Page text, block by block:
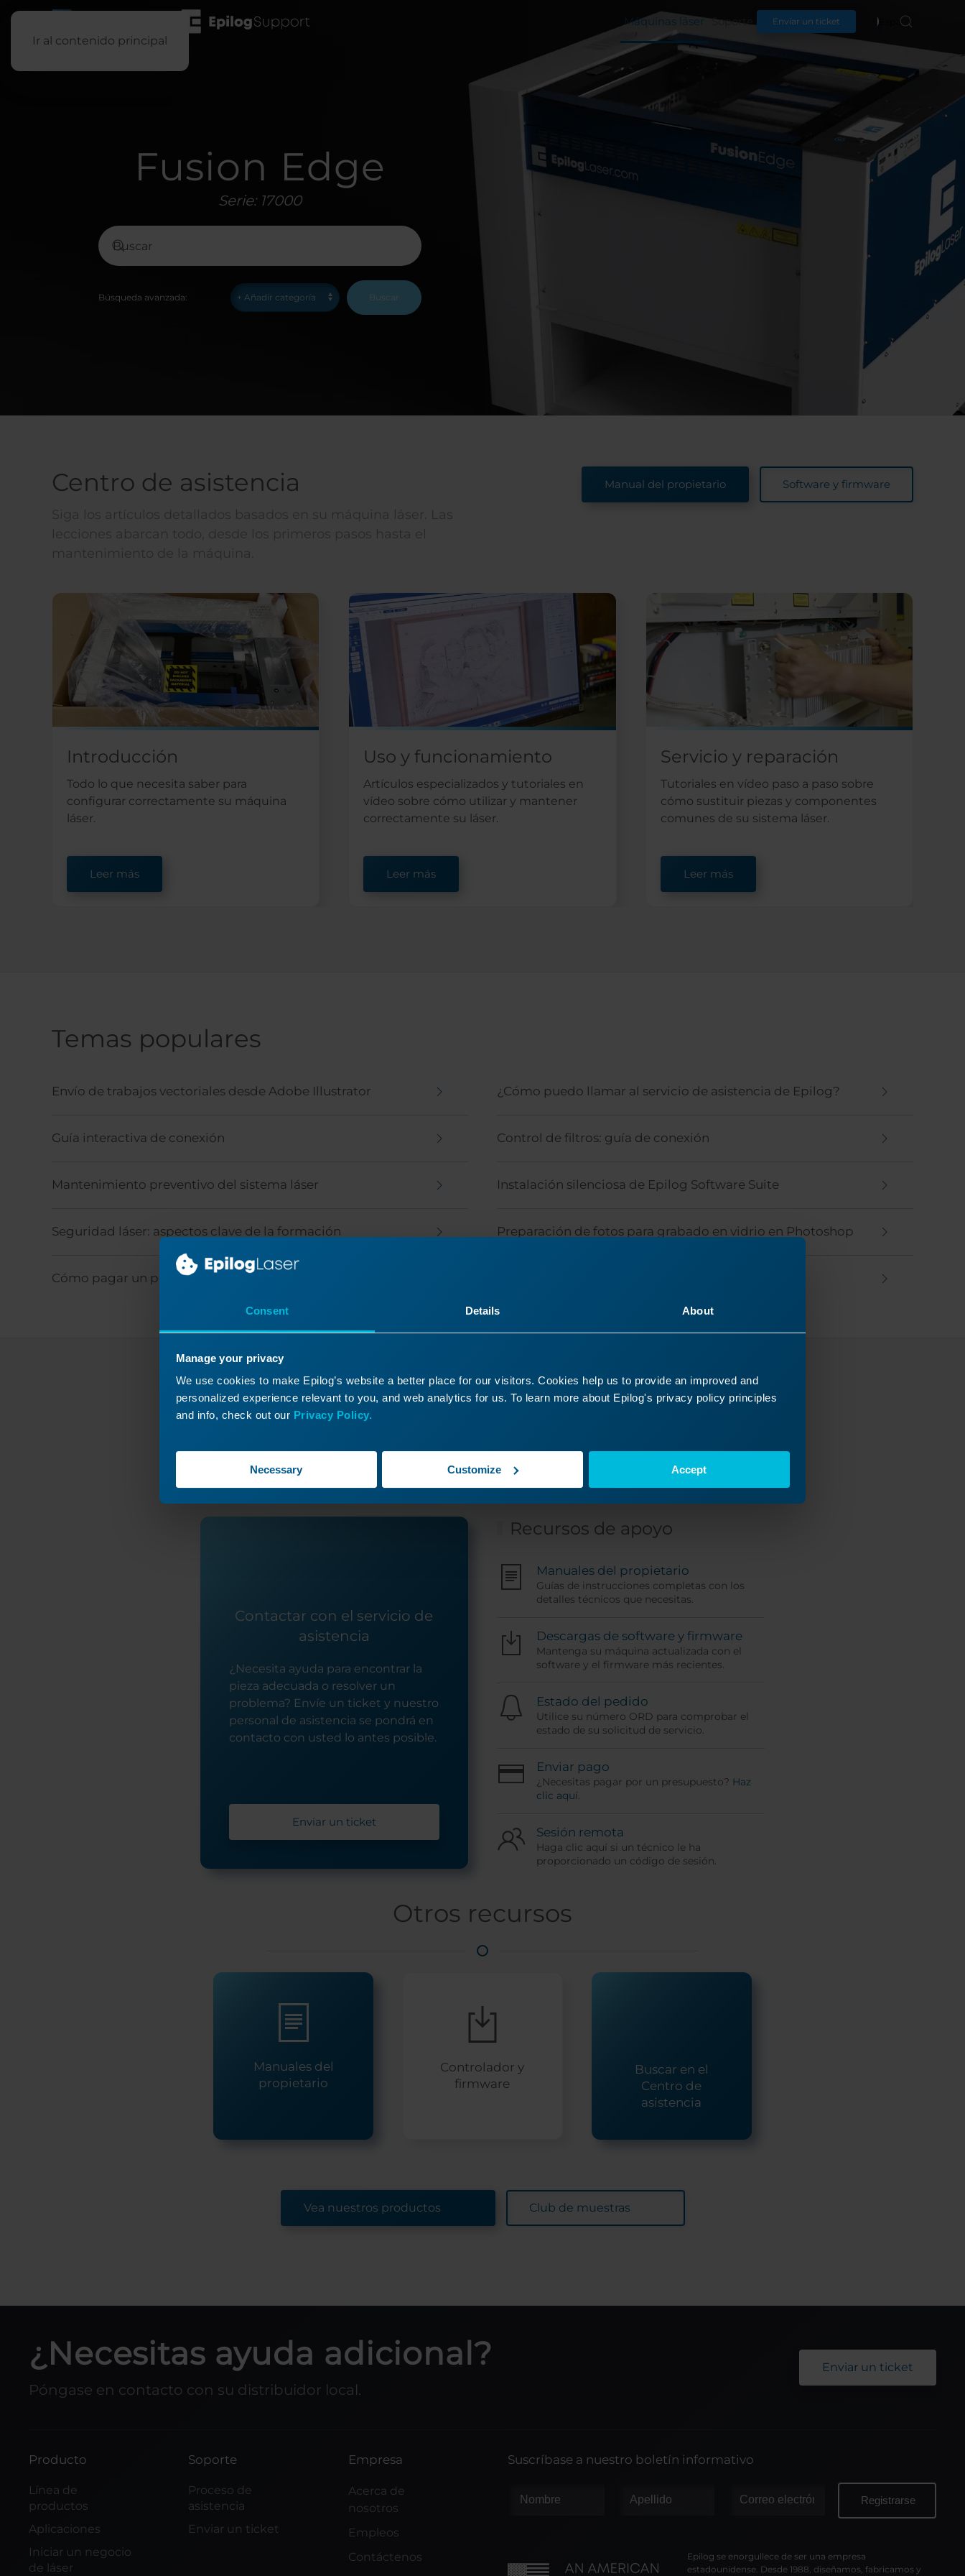
Consent Details About
Manage your privacy
We use cookies to make Epilog’s website a better place for our visitors. Cookies help us to provide an improved and
personalized experience relevant to you, and web analytics for us. To learn more about Epilog's privacy policy principles
and info, check out our Privacy Policy.
Necessary Customize Accept
Ir al contenido principal
Máquinas láser Soporte Enviar un ticket Español
Fusion Edge
Serie: 17000
Búsqueda avanzada: Buscar
Centro de asistencia Manual del propietario Software y firmware
Introducción
Todo lo que necesita saber para
configurar correctamente su máquina
láser.
Leer más
Uso y funcionamiento
Artículos especializados y tutoriales en
vídeo sobre cómo utilizar y mantener
correctamente su láser.
Leer más
Servicio y reparación
Tutoriales en vídeo paso a paso sobre
cómo sustituir piezas y componentes
comunes de su sistema láser.
Leer más
Temas populares
Envío de trabajos vectoriales desde Adobe Illustrator
Guía interactiva de conexión
Mantenimiento preventivo del sistema láser
Seguridad láser: aspectos clave de la formación
Cómo pagar un pedido
¿Cómo puedo llamar al servicio de asistencia de Epilog?
Control de filtros: guía de conexión
Instalación silenciosa de Epilog Software Suite
Preparación de fotos para grabado en vidrio en Photoshop
¿No ha encontrado lo que buscaba?
pondrá en contacto con usted lo antes posible.
Contactar con el servicio de
asistencia
¿Necesita ayuda para encontrar la
pieza adecuada o resolver un
problema? Envíe un ticket y nuestro
personal de asistencia se pondrá en
contacto con usted lo antes posible.
Enviar un ticket
Recursos de apoyo
Manuales del propietario
Guías de instrucciones completas con los
detalles técnicos que necesitas.
Descargas de software y firmware
Mantenga su máquina actualizada con el
software y el firmware más recientes.
Estado del pedido
Utilice su número ORD para comprobar el
estado de su solicitud de servicio.
Enviar pago
¿Necesitas pagar por un presupuesto? Haz
clic aquí.
Sesión remota
Haga clic aquí si un técnico le ha
proporcionado un código de sesión.
Otros recursos
Manuales del
propietario
Controlador y
firmware
Buscar en el
Centro de
asistencia
Vea nuestros productos Club de muestras
¿Necesitas ayuda adicional?
Póngase en contacto con su distribuidor local.
Enviar un ticket
Producto
Línea de
productos
Aplicaciones
Iniciar un negocio
de láser
Soporte
Proceso de
asistencia
Enviar un ticket
Empresa
Acerca de
nosotros
Empleos
Contáctenos
Suscríbase a nuestro boletín informativo
Epilog se enorgullece de ser una empresa
estadounidense. Desde 1988, diseñamos, fabricamos y